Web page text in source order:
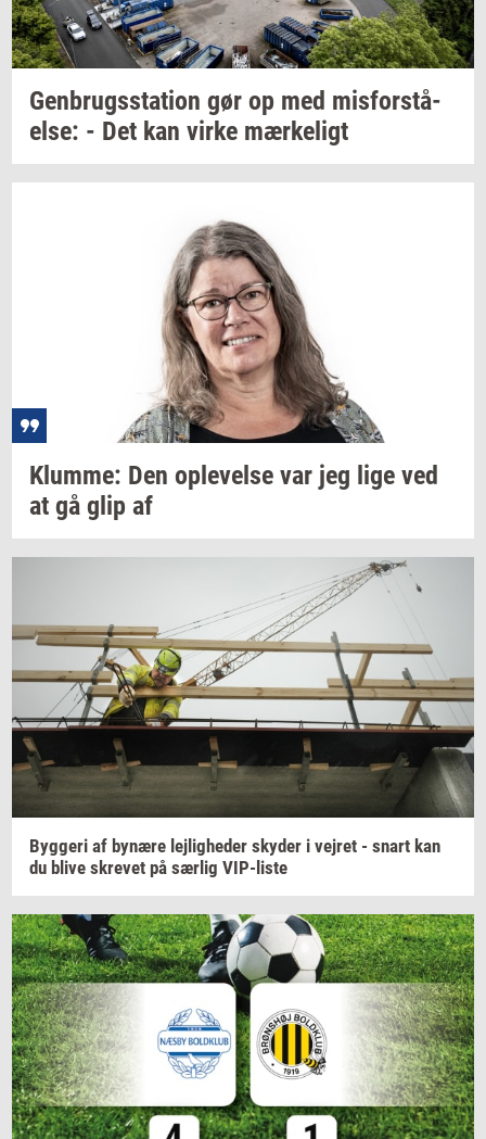
Gen­brugs­sta­tion gør op med mis­for­stå­
el­se: - Det kan virke mær­ke­ligt
Klum­me: Den op­le­vel­se var jeg lige ved
at gå glip af
Byg­ge­ri af by­næ­re lej­lig­he­der sky­der i vej­ret - snart kan
du blive skre­vet på sær­lig VIP-​liste